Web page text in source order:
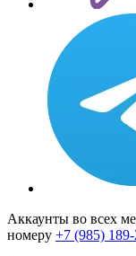
Аккаунты во всех
номеру +7 (985)